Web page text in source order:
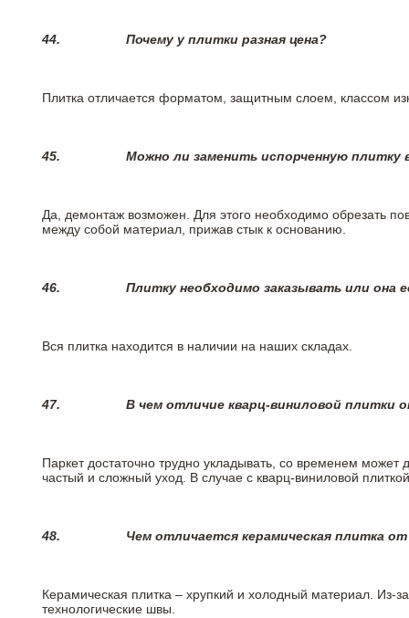
44. Почему у плитки разная цена?
Плитка отличается форматом, защитным слоем, классом
45. Можно ли заменить испорченную плитку
Да, демонтаж возможен. Для этого необходимо обрезать
между собой материал, прижав стык к основанию.
46. Плитку необходимо заказывать или она
Вся плитка находится в наличии на наших складах.
47. В чем отличие кварц-виниловой плитки
Паркет достаточно трудно укладывать, со временем
частый и сложный уход. В случае с кварц-виниловой
48. Чем отличается керамическая плитка
Керамическая плитка – хрупкий и холодный материал. Из-
технологические швы.